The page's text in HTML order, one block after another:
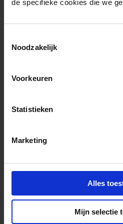
de specifieke cookies die we
Noodzakelijk
Voorkeuren
Statistieken
Marketing
Alles
Mijn selectie
als snelweg
Studie